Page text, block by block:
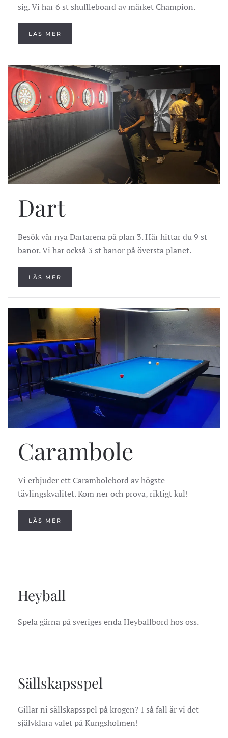
sig. Vi har6 st shuffleboard av märket Champion.
LÄS MER
Dart
Besök vår nya Dartarena på plan 3. Här hittar du 9 st
banor. Vi har också 3 st banor på översta planet.
LÄS MER
Carambole
Vi erbjuder ett Carambolebord av högste
tävlingskvalitet. Kom ner och prova, riktigt kul!
LÄS MER
Heyball
Spela gärna på sveriges enda Heyballbord hos oss.
Sällskapsspel
Gillar ni sällskapsspel på krogen? I så fall är vi det
självklara valet på Kungsholmen!